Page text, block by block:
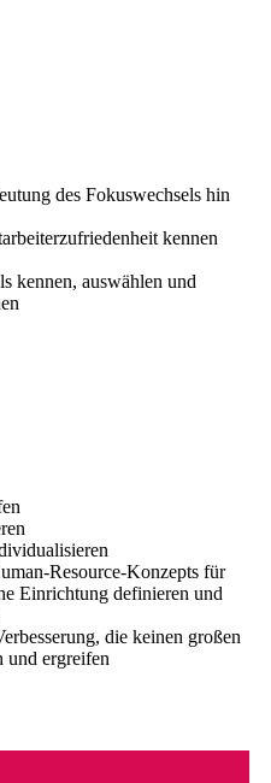
des Fokuswechsels hin
kennen
kennen, auswählen und
Resource-Konzepts für
Einrichtung definieren und
die keinen großen
und ergreifen